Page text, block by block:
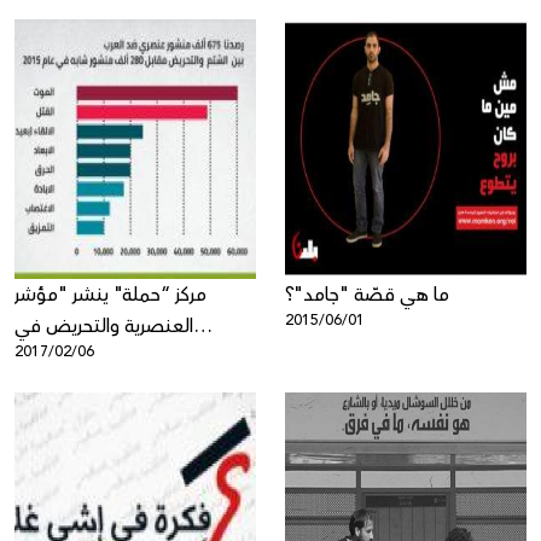
الحقوق الرقمية
الفلسطينيّ
مركز “حملة" ينشر "مؤشر
العنصرية والتحريض في
الشبكات الاجتماعيّة الإسرائيليّة"
لعام 2016
2017/02/06
ما هي قصّة "جامد"؟
2015/06/01